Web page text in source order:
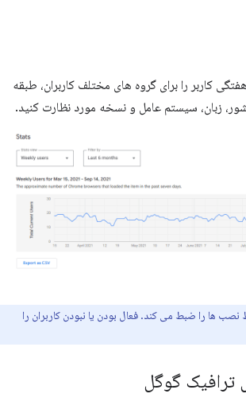
کاربر را برای گروه های مختلف کاربران، طبقه
زبان، سیستم عامل و نسخه مورد نظارت کنید.
نصب ها را ضبط می کند. فعال بودن یا نبودن کاربران را
ترافیک گوگل